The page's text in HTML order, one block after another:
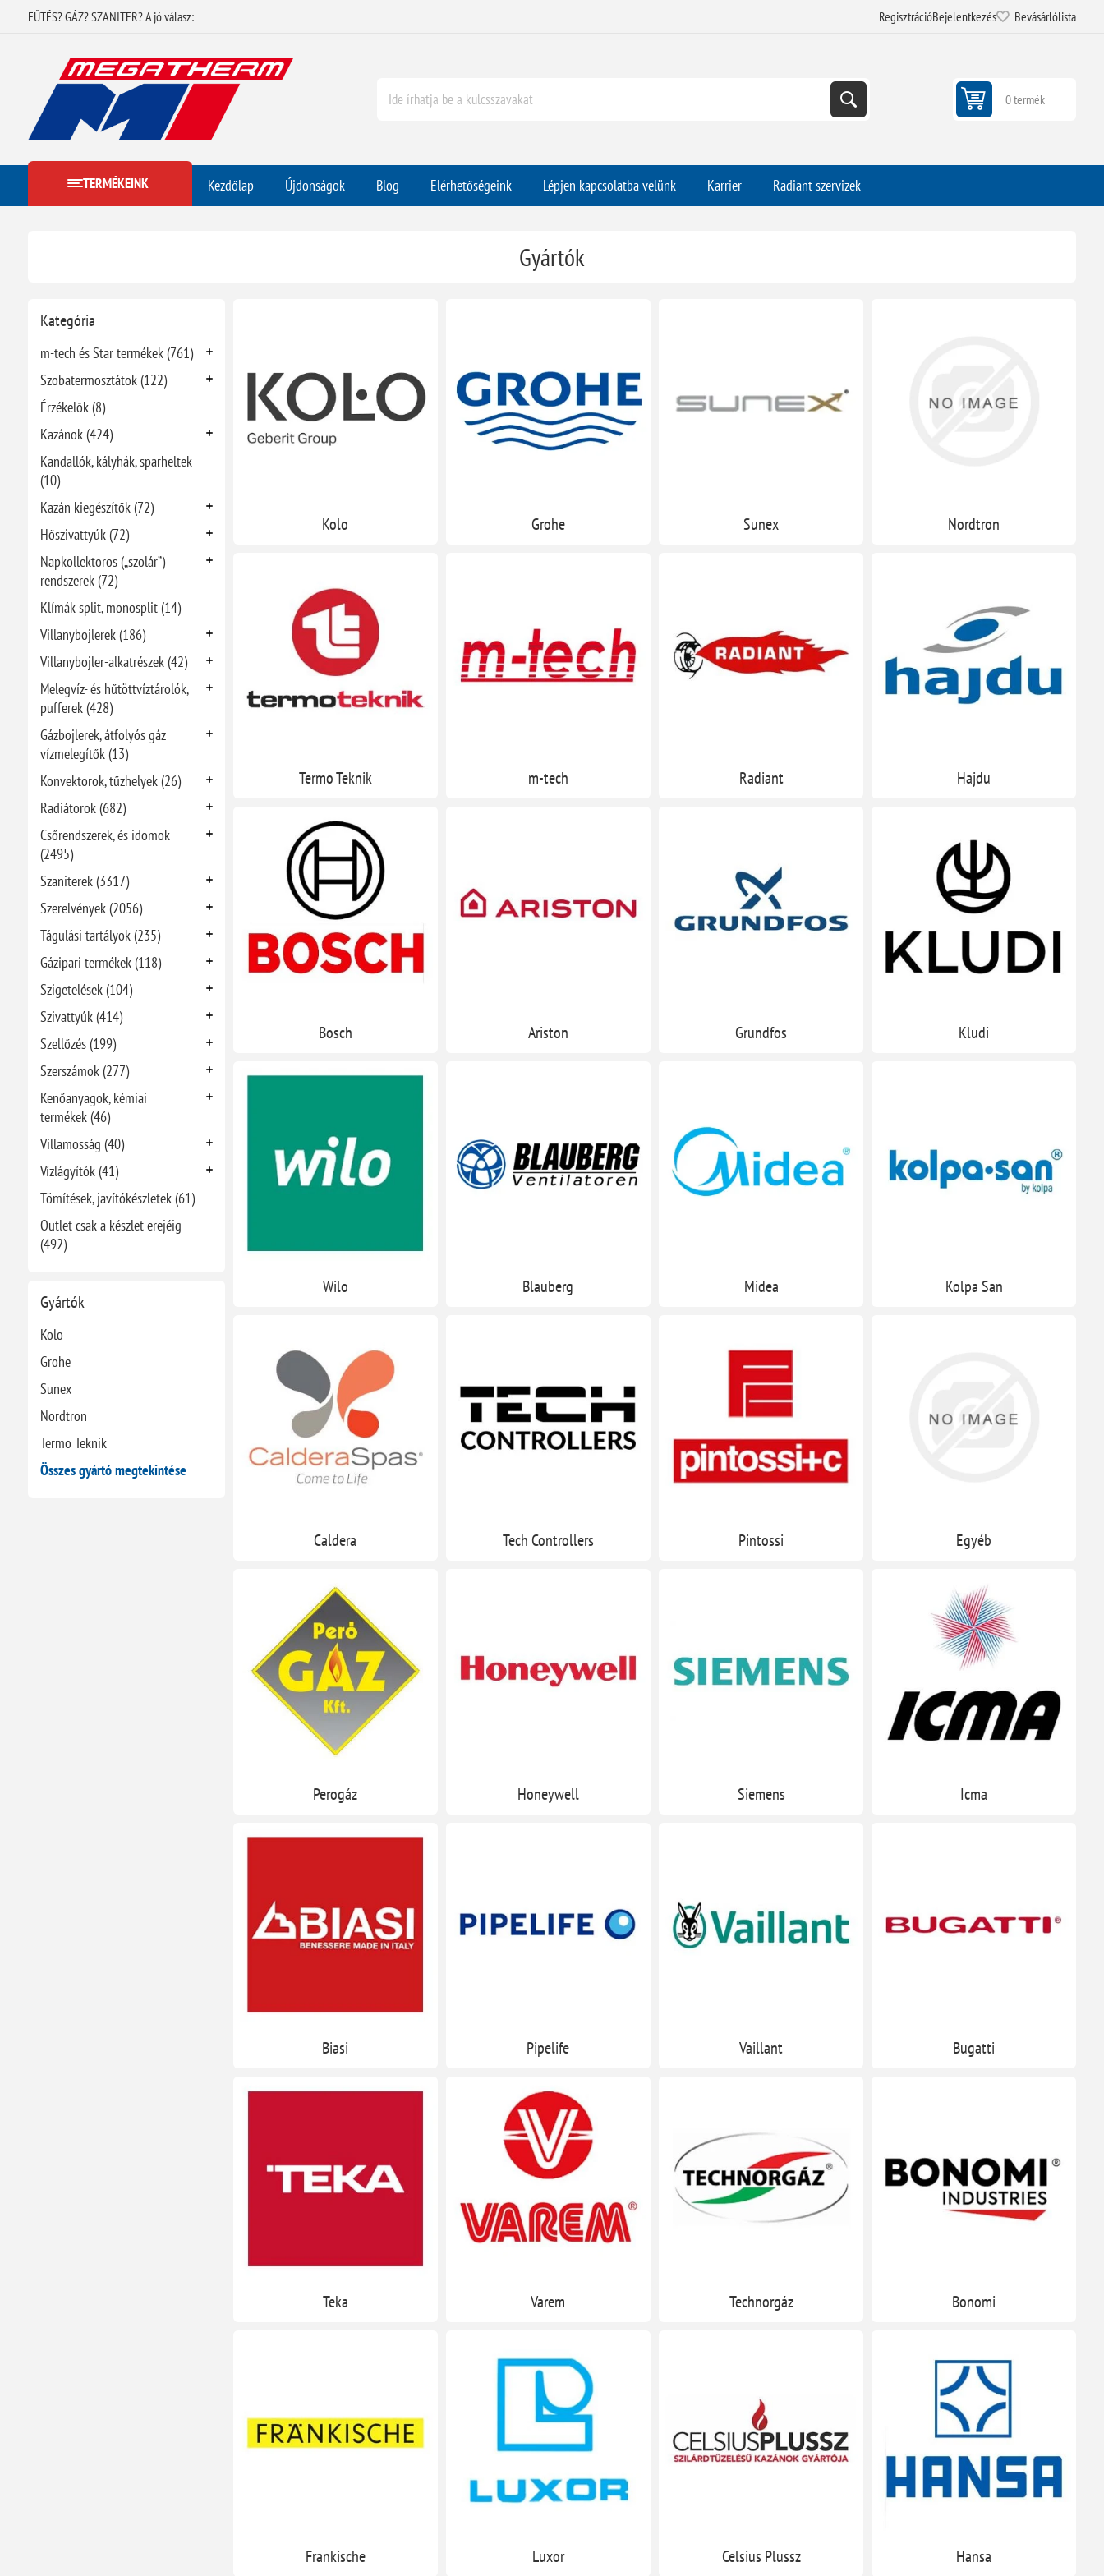
FŰTÉS? GÁZ? SZANITER? A jó válasz: RegisztrációBejelentkezés Bevásárlólista
0 termék
TERMÉKEINK Kezdőlap Újdonságok Blog Elérhetőségeink Lépjen kapcsolatba velünk Karrier Radiant szervizek
Kategória
m-tech és Star termékek (761)
Szobatermosztátok (122)
Érzékelők (8)
Kazánok (424)
Kandallók, kályhák, sparheltek
(10)
Kazán kiegészítők (72)
Hőszivattyúk (72)
Napkollektoros („szolár”)
rendszerek (72)
Klímák split, monosplit (14)
Villanybojlerek (186)
Villanybojler-alkatrészek (42)
Melegvíz- és hűtöttvíztárolók,
pufferek (428)
Gázbojlerek, átfolyós gáz
vízmelegítők (13)
Konvektorok, tűzhelyek (26)
Radiátorok (682)
Csőrendszerek, és idomok
(2495)
Szaniterek (3317)
Szerelvények (2056)
Tágulási tartályok (235)
Gázipari termékek (118)
Szigetelések (104)
Szivattyúk (414)
Szellőzés (199)
Szerszámok (277)
Kenőanyagok, kémiai
termékek (46)
Villamosság (40)
Vízlágyítók (41)
Tömítések, javítókészletek (61)
Outlet csak a készlet erejéig
(492)
Gyártók
Kolo
Grohe
Sunex
Nordtron
Termo Teknik
Összes gyártó megtekintése
Gyártók
Kolo Grohe Sunex Nordtron
Termo Teknik m-tech Radiant Hajdu
Bosch Ariston Grundfos Kludi
Wilo Blauberg Midea Kolpa San
Caldera Tech Controllers Pintossi Egyéb
Perogáz Honeywell Siemens Icma
Biasi Pipelife Vaillant Bugatti
Teka Varem Technorgáz Bonomi
Frankische Luxor Celsius Plussz Hansa